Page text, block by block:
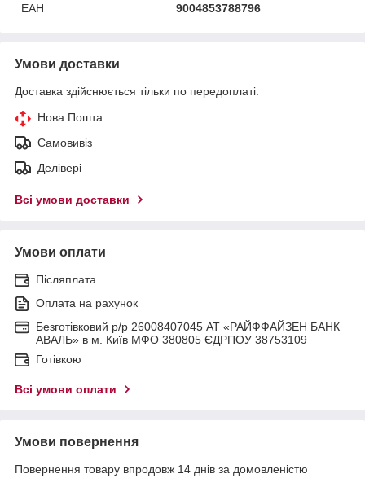
ЕАН
9004853788796
Умови доставки
Доставка здійснюється тільки по передоплаті.
Нова Пошта
Самовивіз
Делівері
Всі умови доставки
Умови оплати
Післяплата
Оплата на рахунок
Безготівковий р/р 26008407045 АТ «РАЙФФАЙЗЕН БАНК
АВАЛЬ» в м. Київ МФО 380805 ЄДРПОУ 38753109
Готівкою
Всі умови оплати
Умови повернення
Повернення товару впродовж 14 днів за домовленістю